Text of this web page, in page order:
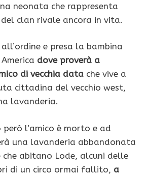
neonata che rappresenta
del clan rivale ancora in vita.
e presa la bambina
dove proverà a
di vecchia data che vive a
cittadina del vecchio west,
lavanderia.
l’amico è morto e ad
una lavanderia abbandonata
che abitano Lode, alcuni delle
di un circo ormai fallito, a